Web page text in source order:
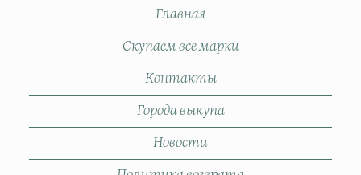
Главная
Скупаем все марки
Контакты
Города выкупа
Новости